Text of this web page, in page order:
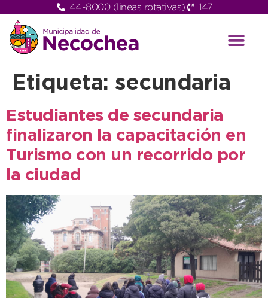
44-8000 (lineas rotativas) 147
Etiqueta: secundaria
Estudiantes de secundaria
finalizaron la capacitación en
Turismo con un recorrido por
la ciudad